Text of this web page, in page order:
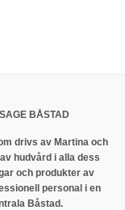
BÅSTAD
drivs av Martina och
hudvård i alla dess
och produkter av
personal i en
Båstad.